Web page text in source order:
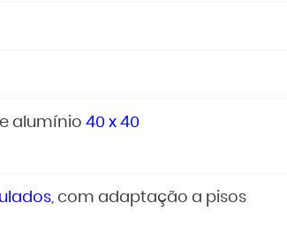
alumínio 40 x 40
, com adaptação a pisos